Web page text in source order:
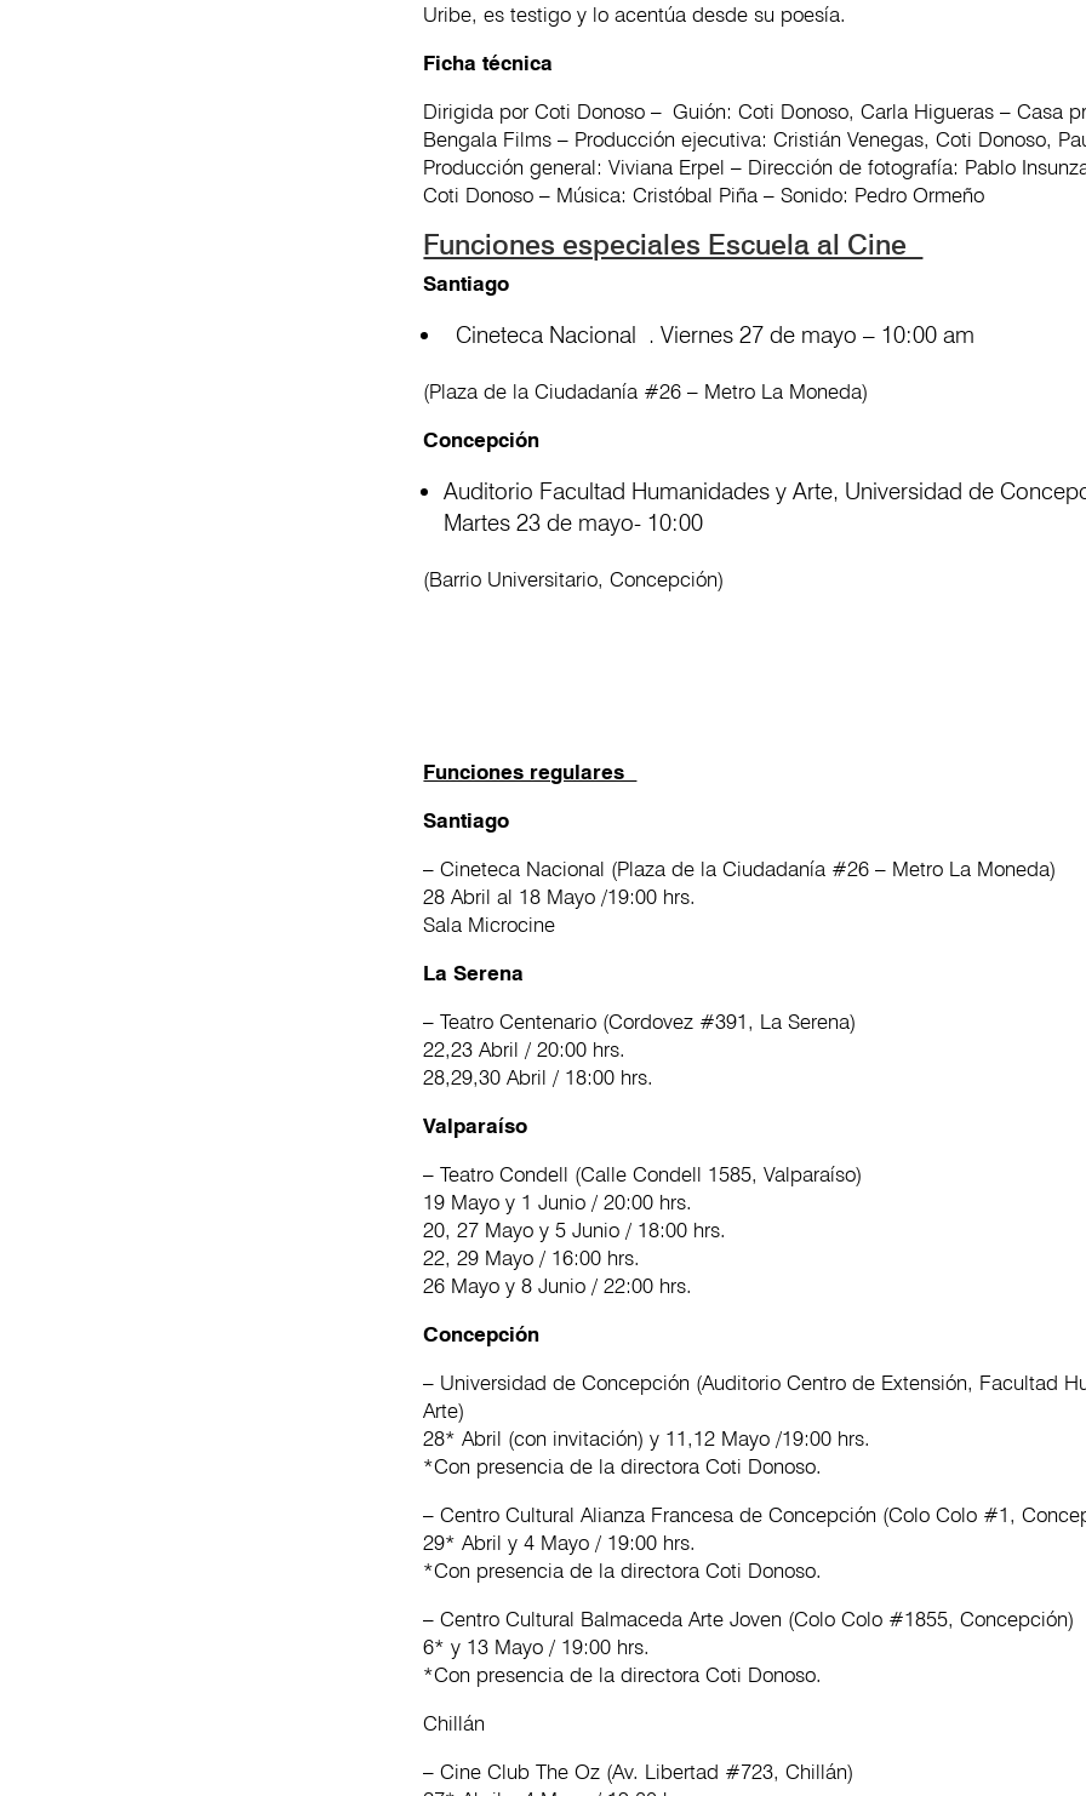
Uribe, es testigo y lo acentúa desde su poesía.
Ficha técnica
Dirigida por Coti Donoso – Guión: Coti Donoso, Carla Higueras – Casa
Bengala Films – Producción ejecutiva: Cristián Venegas, Coti Donoso,
Producción general: Viviana Erpel – Dirección de fotografía: Pablo
Coti Donoso – Música: Cristóbal Piña – Sonido: Pedro Ormeño
Funciones especiales Escuela al Cine
Santiago
Cineteca Nacional . Viernes 27 de mayo – 10:00 am
(Plaza de la Ciudadanía #26 – Metro La Moneda)
Concepción
Auditorio Facultad Humanidades y Arte, Universidad de
Martes 23 de mayo- 10:00
(Barrio Universitario, Concepción)
Funciones regulares
Santiago
– Cineteca Nacional (Plaza de la Ciudadanía #26 – Metro La Moneda)
28 Abril al 18 Mayo /19:00 hrs.
Sala Microcine
La Serena
– Teatro Centenario (Cordovez #391, La Serena)
22,23 Abril / 20:00 hrs.
28,29,30 Abril / 18:00 hrs.
Valparaíso
– Teatro Condell (Calle Condell 1585, Valparaíso)
19 Mayo y 1 Junio / 20:00 hrs.
20, 27 Mayo y 5 Junio / 18:00 hrs.
22, 29 Mayo / 16:00 hrs.
26 Mayo y 8 Junio / 22:00 hrs.
Concepción
– Universidad de Concepción (Auditorio Centro de Extensión, Facultad
Arte)
28* Abril (con invitación) y 11,12 Mayo /19:00 hrs.
*Con presencia de la directora Coti Donoso.
– Centro Cultural Alianza Francesa de Concepción (Colo Colo #1,
29* Abril y 4 Mayo / 19:00 hrs.
*Con presencia de la directora Coti Donoso.
– Centro Cultural Balmaceda Arte Joven (Colo Colo #1855, Concepción)
6* y 13 Mayo / 19:00 hrs.
*Con presencia de la directora Coti Donoso.
Chillán
– Cine Club The Oz (Av. Libertad #723, Chillán)